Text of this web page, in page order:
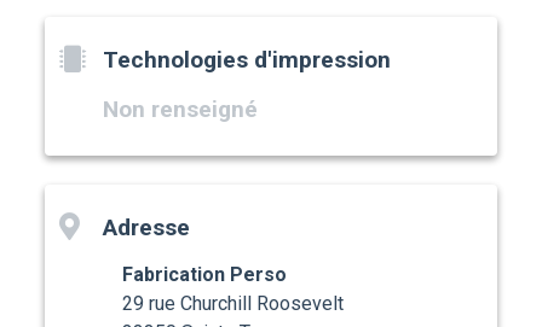
Technologies d'impression
Non renseigné
Adresse
Fabrication Perso
29 rue Churchill Roosevelt